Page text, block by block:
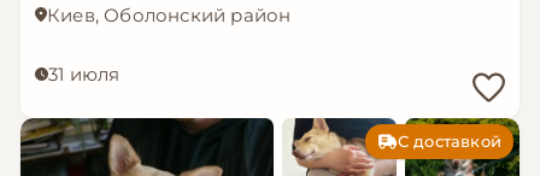
Киев, Оболонский район
31 июля
С доставкой